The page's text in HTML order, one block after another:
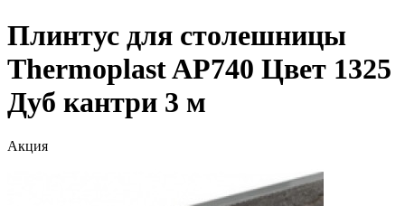
Плинтус для столешницы
Thermoplast AP740 Цвет 1325
Дуб кантри 3 м
Акция